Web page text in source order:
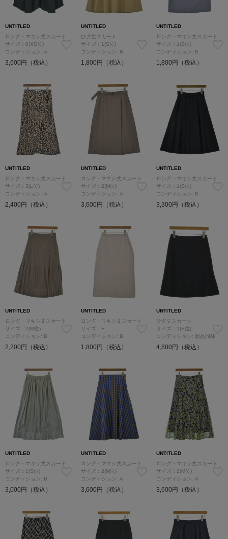
UNTITLED
ロング・マキシ丈スカート
サイズ：0(XS位)
コンディション: A
3,600円（税込）
UNTITLED
ひざ丈スカート
サイズ：1(S位)
コンディション: B
1,800円（税込）
UNTITLED
ロング・マキシ丈スカート
サイズ：1(S位)
コンディション: B
1,800円（税込）
UNTITLED
ロング・マキシ丈スカート
サイズ：3(L位)
コンディション: A
2,400円（税込）
UNTITLED
ロング・マキシ丈スカート
サイズ：2(M位)
コンディション: A
3,600円（税込）
UNTITLED
ロング・マキシ丈スカート
サイズ：1(S位)
コンディション: B
3,300円（税込）
UNTITLED
ロング・マキシ丈スカート
サイズ：2(M位)
コンディション: B
2,200円（税込）
UNTITLED
ロング・マキシ丈スカート
サイズ：F
コンディション: B
1,800円（税込）
UNTITLED
ひざ丈スカート
サイズ：1(S位)
コンディション: 新品同様
4,800円（税込）
UNTITLED
ロング・マキシ丈スカート
サイズ：1(S位)
コンディション: B
3,000円（税込）
UNTITLED
ロング・マキシ丈スカート
サイズ：2(M位)
コンディション: A
3,600円（税込）
UNTITLED
ロング・マキシ丈スカート
サイズ：2(M位)
コンディション: A
3,600円（税込）